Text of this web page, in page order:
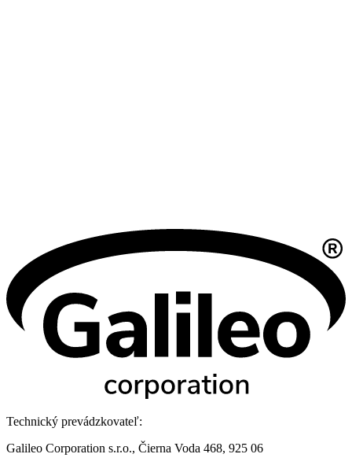
Technický prevádzkovateľ:
Galileo Corporation s.r.o., Čierna Voda 468, 925 06